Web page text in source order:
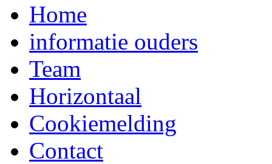
Home
informatie ouders
Team
Horizontaal
Cookiemelding
Contact